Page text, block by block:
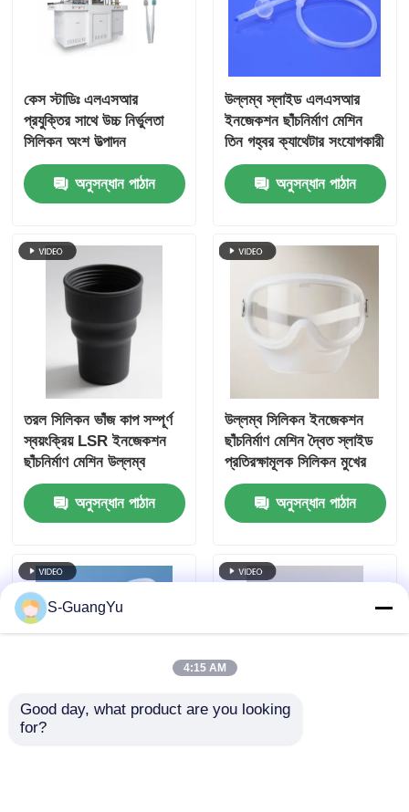
কেস স্টাডিঃ এলএসআর
প্রযুক্তির সাথে উচ্চ নির্ভুলতা
সিলিকন অংশ উত্পাদন
অনুসন্ধান পাঠান
উল্লম্ব স্লাইড এলএসআর
ইনজেকশন ছাঁচনির্মাণ মেশিন
তিন গহ্বর ক্যাথেটার সংযোগকারী
অনুসন্ধান পাঠান
তরল সিলিকন ভাঁজ কাপ সম্পূর্ণ
স্বয়ংক্রিয় LSR ইনজেকশন
ছাঁচনির্মাণ মেশিন উল্লম্ব
অনুসন্ধান পাঠান
উল্লম্ব সিলিকন ইনজেকশন
ছাঁচনির্মাণ মেশিন দ্বৈত স্লাইড
প্রতিরক্ষামূলক সিলিকন মুখের
ঢাল
অনুসন্ধান পাঠান
S-GuangYu
4:15 AM
Good day, what product are you looking
for?